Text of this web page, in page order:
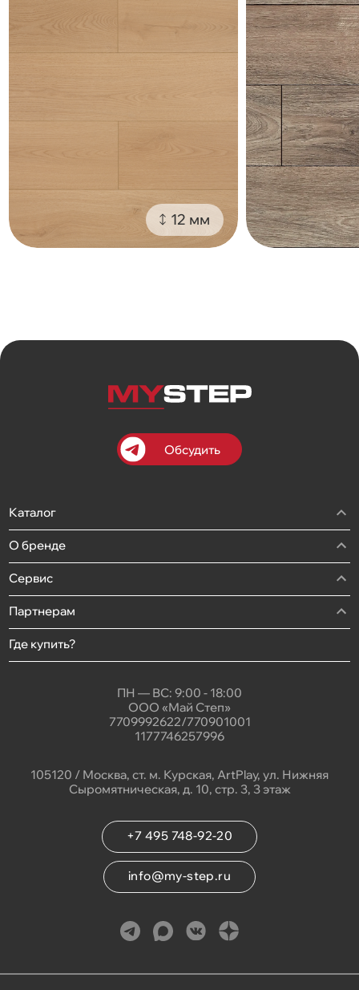
12 мм
Обсудить
Каталог
О бренде
Сервис
Партнерам
Где купить?
ПН — ВС: 9:00 - 18:00
ООО «Май Степ»
7709992622/770901001
1177746257996
105120 / Москва, ст. м. Курская, ArtPlay, ул. Нижняя
Сыромятническая, д. 10, стр. 3, 3 этаж
+7 495 748-92-20
info@my-step.ru